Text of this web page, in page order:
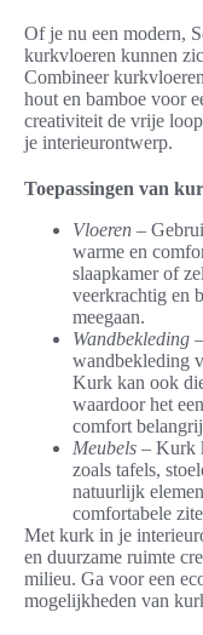
Of je nu een modern,
kurkvloeren kunnen
Combineer
hout en bamboe voor
creativiteit de vrije
je interieurontwerp.
Toepassingen van
Vloeren –
warme en
slaapkamer of
veerkrachtig en
meegaan.
Wandbekleding
wandbekleding
Kurk kan ook
waardoor het
comfort
Meubels – Kurk
zoals tafels,
natuurlijk
comfortabele
Met kurk in je
en duurzame ruimte
milieu. Ga voor een
mogelijkheden van